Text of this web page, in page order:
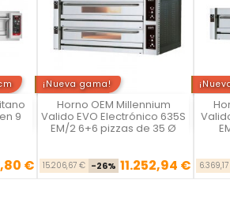
9
€

¡Nueva gama!
Horno OEM Millennium
Valido EVO Electrónico 635S
EM/2 6+6 pizzas de 35 Ø
Precio base
15.206,67 € -26% Precio
11.252,94 €

Vista rápida